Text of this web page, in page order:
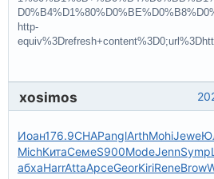
http-
xosimos
Иоан176.9CHAPanglArthMohiJewe
MichКитаСемеS900ModeJennSymp
абхаHarrAttaАрсеGeorKiriReneBrow